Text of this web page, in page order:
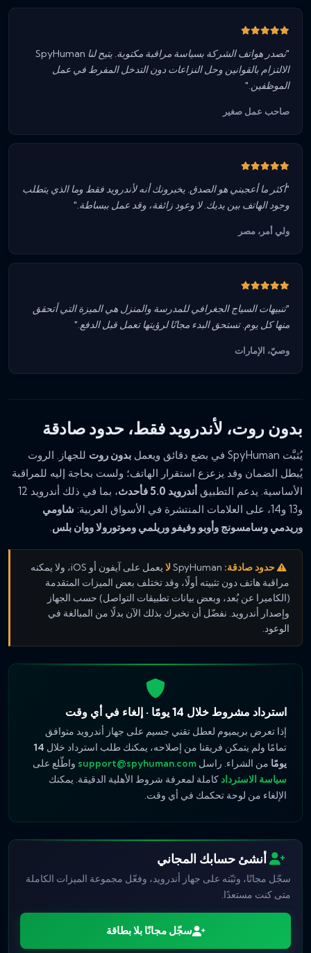
"نصدر هواتف الشركة بسياسة مراقبة مكتوبة. يتيح لنا SpyHuman
الالتزام بالقوانين وحل النزاعات دون التدخل المفرط في عمل
الموظفين."
صاحب عمل صغير
"أكثر ما أعجبني هو الصدق. يخبرونك أنه لأندرويد فقط وما الذي يتطلب
وجود الهاتف بين يديك. لا وعود زائفة، وقد عمل ببساطة."
ولي أمر، مصر
"تنبيهات السياج الجغرافي للمدرسة والمنزل هي الميزة التي أتحقق
منها كل يوم. تستحق البدء مجانًا لرؤيتها تعمل قبل الدفع."
وصيّ، الإمارات
بدون روت، لأندرويد فقط، حدود صادقة
يُثبَّت SpyHuman في بضع دقائق ويعمل بدون روت للجهاز. الروت
يُبطل الضمان وقد يزعزع استقرار الهاتف؛ ولست بحاجة إليه للمراقبة
الأساسية. يدعم التطبيق أندرويد 5.0 فأحدث
، بما في ذلك أندرويد 12
و13 و14، على العلامات المنتشرة في الأسواق العربية:
شاومي
وريدمي وسامسونج وأوبو وفيفو وريلمي وموتورولا ووان بلس.
حدود صادقة: لا
يعمل على آيفون أو iOS، ولا يمكنه
مراقبة هاتف دون تثبيته أولًا، وقد تختلف بعض الميزات المتقدمة
(الكاميرا عن بُعد، وبعض بيانات تطبيقات التواصل) حسب الجهاز
وإصدار أندرويد. نفضّل أن نخبرك بذلك الآن بدلًا من المبالغة في
الوعود.
استرداد مشروط خلال 14 يومًا · إلغاء في أي وقت
إذا تعرض بريميوم لعطل تقني جسيم على جهاز أندرويد متوافق
تمامًا ولم يتمكن فريقنا من إصلاحه، يمكنك طلب استرداد خلال 14
يومًا من الشراء. راسل support@spyhuman.com واطّلع على
سياسة الاسترداد كاملة لمعرفة شروط الأهلية الدقيقة. يمكنك
الإلغاء من لوحة تحكمك في أي وقت.
أنشئ حسابك المجاني
سجّل مجانًا، وثبّته على جهاز أندرويد، وفعّل مجموعة الميزات الكاملة
متى كنت مستعدًا.
سجّل مجانًا بلا بطاقة